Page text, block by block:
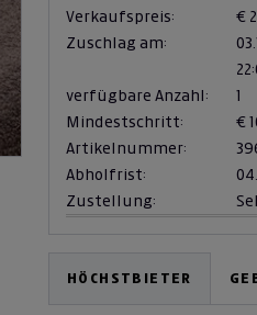
Verkaufspreis:
€
Zuschlag am:
verfügbare Anzahl:
1
Mindestschritt:
€
Artikelnummer:
Abholfrist:
Zustellung:
HÖCHSTBIETER